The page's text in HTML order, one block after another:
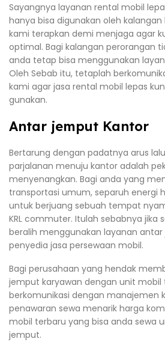
Sayangnya layanan rental mobil
hanya bisa digunakan oleh kalangan
kami terapkan demi menjaga agar
optimal. Bagi kalangan perorangan
anda tetap bisa menggunakan
Oleh Sebab itu, tetaplah
kami agar jasa rental mobil lepas
gunakan.
Antar jemput Kantor
Bertarung dengan padatnya arus
parjalanan menuju kantor adalah
menyenangkan. Bagi anda yang
transportasi umum, separuh energi
untuk berjuang sebuah tempat
KRL commuter. Itulah sebabnya jika
beralih menggunakan layanan
penyedia jasa persewaan mobil.
Bagi perusahaan yang hendak
jemput karyawan dengan unit mobil
berkomunikasi dengan manajemen
penawaran sewa menarik harga
mobil terbaru yang bisa anda sewa
jemput.